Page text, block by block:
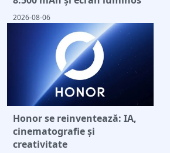
2026-08-06
Honor se reinventează: IA,
cinematografie și
creativitate